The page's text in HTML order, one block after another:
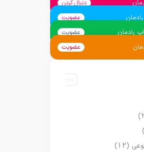
دنبال کردن
عضویت
رادمان عضویت
عضویت
(12)